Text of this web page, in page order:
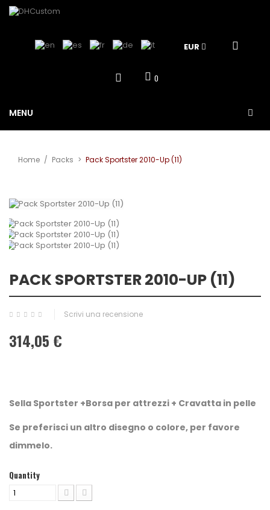
EUR
0
MENU
Home / Packs > Pack Sportster 2010-Up (11)
PACK SPORTSTER 2010-UP (11)
Scrivi una recensione
314,05 €
Sella Sportster +Borsa per attrezzi + Cravatta in pelle
Se preferisci un altro disegno o colore, per favore
dimmelo.
Quantity